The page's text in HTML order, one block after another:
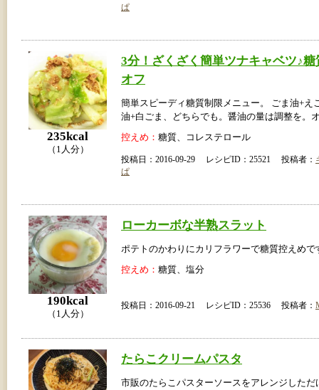
ぱ
235kcal
（1人分）
3分！ざくざく簡単ツナキャベツ♪糖
オフ
簡単スピーディ糖質制限メニュー。 ごま油+え
油+白ごま、どちらでも。醤油の量は調整を。
控えめ： 糖質、コレステロール
投稿日：2016-09-29 レシピID：25521 投稿者：
ぱ
190kcal
（1人分）
ローカーボな半熟スラット
ポテトのかわりにカリフラワーで糖質控えめで
控えめ： 糖質、塩分
投稿日：2016-09-21 レシピID：25536 投稿者：
たらこクリームパスタ
市販のたらこパスターソースをアレンジしただ